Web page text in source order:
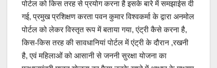
पोर्टल को किस तरह से प्रयोग करना है इसके बारे में समझाईस दी
गई, प्रमुख प्रशिक्षण करता पवन कुमार विश्वकर्मा के द्वारा अनमोल
पोर्टल को लेकर विस्तृत रूप में बताया गया, एंट्री कैसे करना है,
किस-किस तरह की सावधानियां पोर्टल में एंट्री के दौरान ,रखनी
है, एवं महिलाओं को आसानी से जननी सुरक्षा योजना का